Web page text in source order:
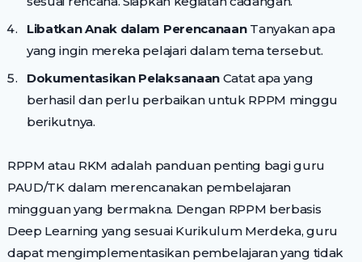
Libatkan Anak dalam PerencanaanTanyakan apa
yang ingin mereka pelajari dalam tema tersebut.
Dokumentasikan Pelaksanaan Catat apa yang
berhasil dan perlu perbaikan untuk RPPM minggu
berikutnya.
RPPM atau RKM adalah panduan penting bagi guru
PAUD/TK dalam merencanakan pembelajaran
mingguan yang bermakna. Dengan RPPM berbasis
Deep Learning yang sesuai Kurikulum Merdeka, guru
dapat mengimplementasikan pembelajaran yang tidak